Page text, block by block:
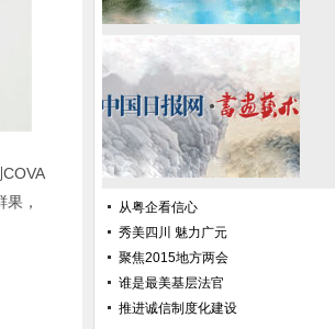
，
从粤企看信心
秀美四川 魅力广元
聚焦2015地方两会
谁是最美基层法官
推进诚信制度化建设